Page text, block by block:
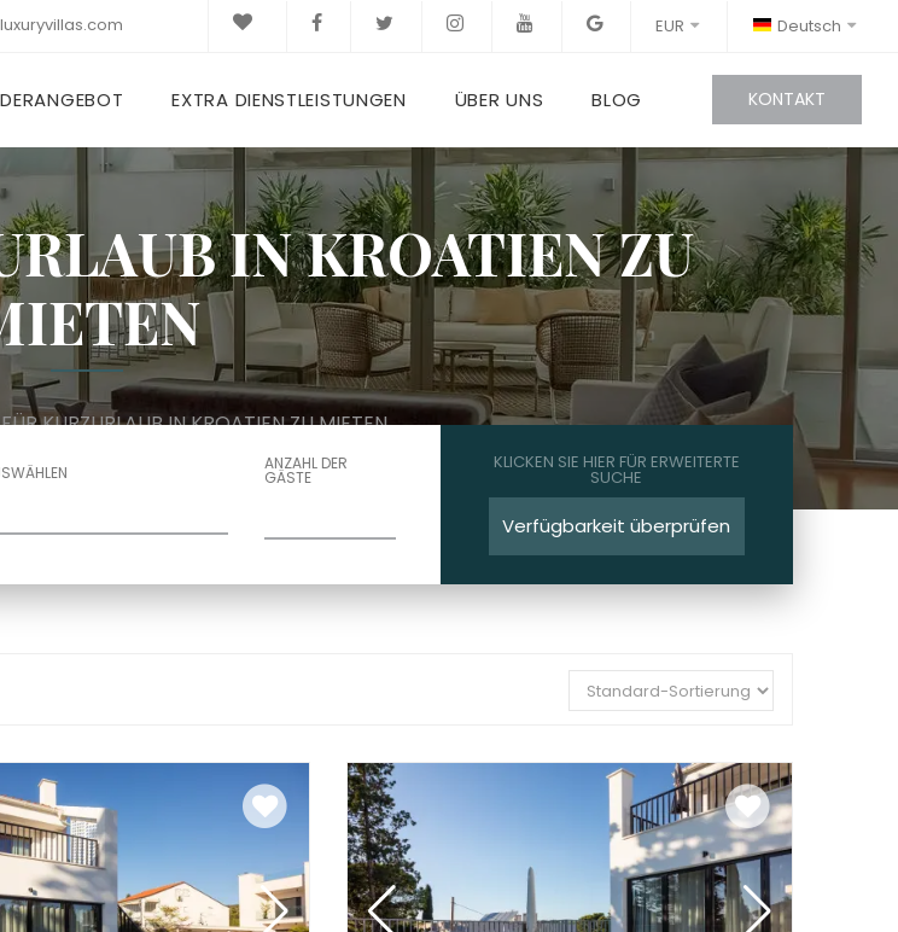
EUR Deutsch
EXTRA DIENSTLEISTUNGEN ÜBER UNS BLOG KONTAKT
IN KROATIEN ZU
KURZURLAUB IN KROATIEN ZU MIETEN
ANZAHL DER
GÄSTE
KLICKEN SIE HIER FÜR ERWEITERTE
SUCHE
Verfügbarkeit überprüfen